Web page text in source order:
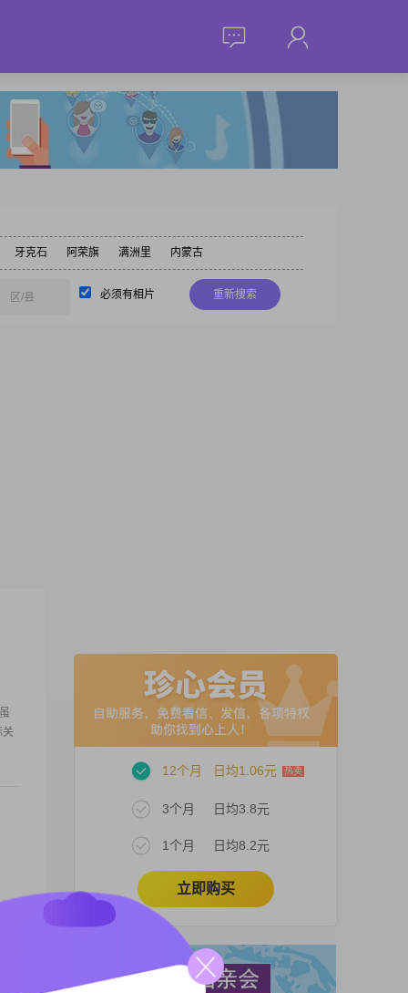
牙克石 阿荣旗 满洲里 内蒙古
区/县 必须有相片 重新搜索
关
12个月 日均1.06元
3个月 日均3.8元
1个月 日均8.2元
立即购买